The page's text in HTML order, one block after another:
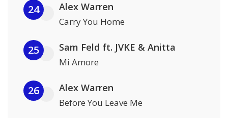
24 Alex Warren
Carry You Home
25 Sam Feld ft. JVKE & Anitta
Mi Amore
26 Alex Warren
Before You Leave Me